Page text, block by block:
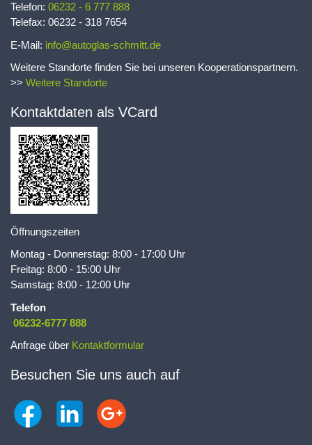
Telefon: 06232 - 6 777 888
Telefax: 06232 - 318 7654
E-Mail: info@autoglas-schmitt.de
Weitere Standorte finden Sie bei unseren Kooperationspartnern.
>> Weitere Standorte
Kontaktdaten als VCard
Öffnungszeiten
Montag - Donnerstag: 8:00 - 17:00 Uhr
Freitag: 8:00 - 15:00 Uhr
Samstag: 8:00 - 12:00 Uhr
Telefon
06232-6777 888
Anfrage über Kontaktformular
Besuchen Sie uns auch auf